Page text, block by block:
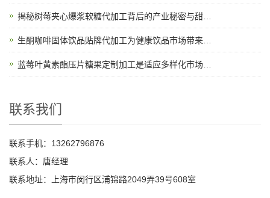
联系我们
联系手机：13262796876
联系人：唐经理
联系地址：上海市闵行区浦锦路2049弄39号608室